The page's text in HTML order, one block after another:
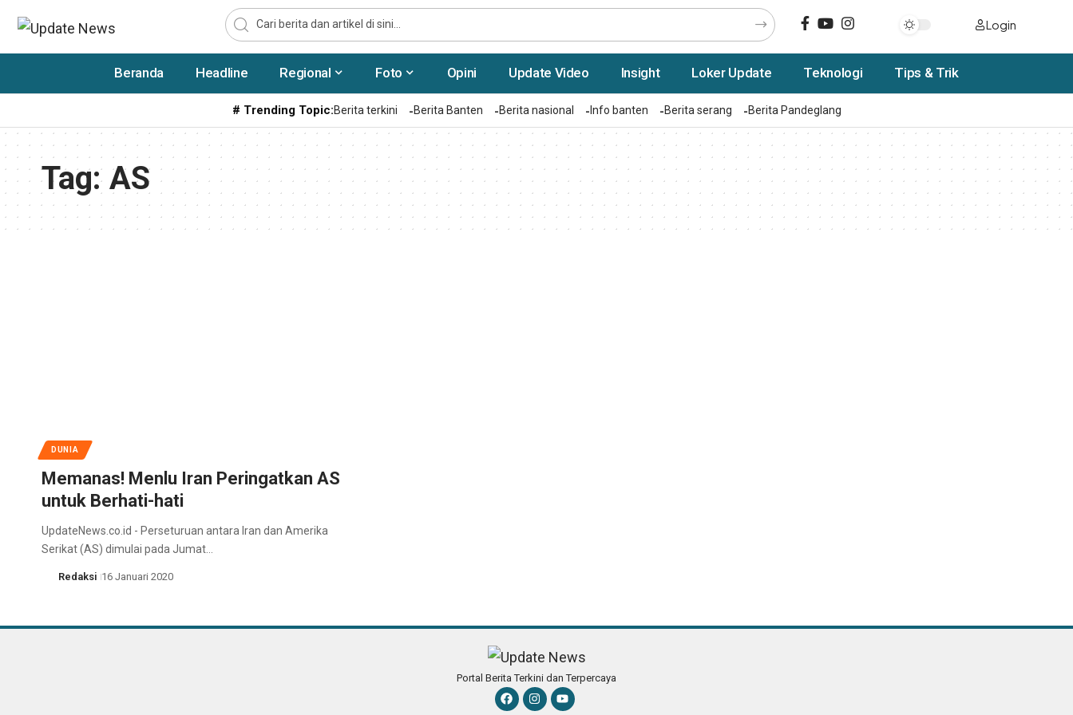
Login
Beranda Headline Regional Foto Opini Update Video Insight Loker Update Teknologi Tips & Trik
# Trending Topic:Berita terkini Berita Banten Berita nasional Info banten Berita serang Berita Pandeglang
Tag:AS
DUNIA
Memanas! Menlu Iran Peringatkan AS
untuk Berhati-hati
UpdateNews.co.id - Perseturuan antara Iran dan Amerika
Serikat (AS) dimulai pada Jumat…
Redaksi 16 Januari 2020
Portal Berita Terkini dan Terpercaya